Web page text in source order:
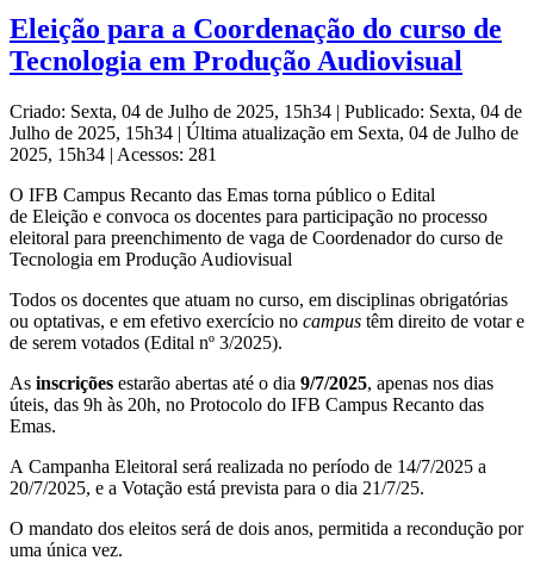
Eleição para a Coordenação do curso de
Tecnologia em Produção Audiovisual
Criado: Sexta, 04 de Julho de 2025, 15h34 | Publicado: Sexta, 04 de
Julho de 2025, 15h34 | Última atualização em Sexta, 04 de Julho de
2025, 15h34 | Acessos: 281
O IFB Campus Recanto das Emas torna público o Edital
de Eleição e convoca os docentes para participação no processo
eleitoral para preenchimento de vaga de Coordenador do curso de
Tecnologia em Produção Audiovisual
Todos os docentes que atuam no curso, em disciplinas obrigatórias
ou optativas, e em efetivo exercício no campus têm direito de votar e
de serem votados (Edital nº 3/2025).
As inscrições estarão abertas até o dia 9/7/2025, apenas nos dias
úteis, das 9h às 20h, no Protocolo do IFB Campus Recanto das
Emas.
A Campanha Eleitoral será realizada no período de 14/7/2025 a
20/7/2025, e a Votação está prevista para o dia 21/7/25.
O mandato dos eleitos será de dois anos, permitida a recondução por
uma única vez.